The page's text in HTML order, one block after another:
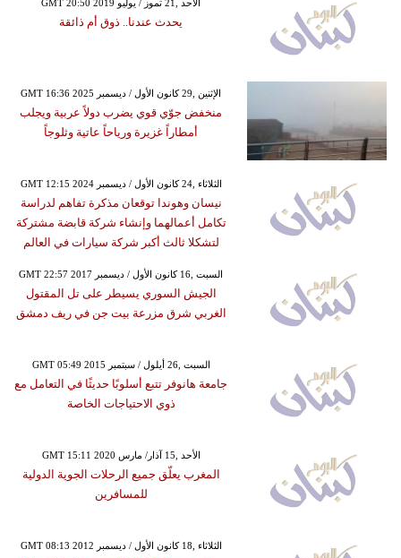
GMT 20:50 2019 الأحد ,21 تموز / يوليو
يحدث عندنا.. ذوق أم ذائقة
GMT 16:36 2025 الإثنين ,29 كانون الأول / ديسمبر
منخفض جوّي قوي يضرب دولاً عربية ويجلب
أمطاراً غزيرة ورياحاً عاتية وثلوجاً
GMT 12:15 2024 الثلاثاء ,24 كانون الأول / ديسمبر
نيسان وهوندا توقعان مذكرة تفاهم لدراسة
تكامل أعمالهما وإنشاء شركة قابضة مشتركة
لتشكلا ثالث أكبر شركة سيارات في العالم
GMT 22:57 2017 السبت ,16 كانون الأول / ديسمبر
الجيش السوري يسيطر على تل المقتول
الغربي شرق مزرعة بيت جن في ريف دمشق
GMT 05:49 2015 السبت ,26 أيلول / سبتمبر
جامعة هانوفر تتبع أسلوبًا حديثًا في التعامل مع
ذوي الاحتياجات الخاصة
GMT 15:11 2020 الأحد ,15 آذار/ مارس
المغرب يعلّق جميع الرحلات الجوية الدولية
للمسافرين
GMT 08:13 2012 الثلاثاء ,18 كانون الأول / ديسمبر